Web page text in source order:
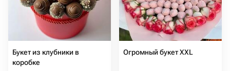
Букет из клубники в
коробке
Огромный букет XXL